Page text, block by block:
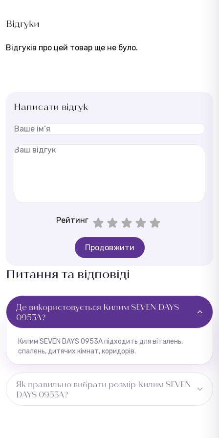
Відгуки
Відгуків про цей товар ще не було.
Написати відгук
Рейтинг
Продовжити
Питання та відповіді
Де використовується Килим SEVEN DAYS
0953A?
Килим SEVEN DAYS 0953A підходить для віталень,
спалень, дитячих кімнат, коридорів.
Як правильно вибрати розмір Килим SEVEN
DAYS 0953A?